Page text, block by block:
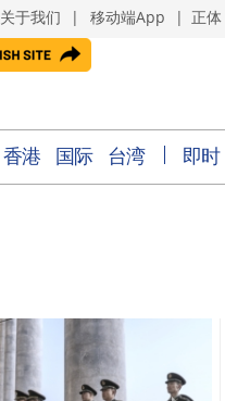
关于我们 | 移动端App | 正体
香港 国际 台湾 即时